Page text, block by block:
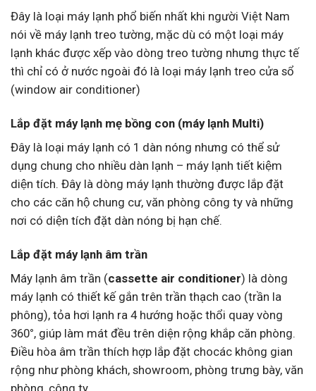
Đây là loại máy lạnh phổ biến nhất khi người Việt Nam
nói về máy lạnh treo tường, mặc dù có một loại máy
lạnh khác được xếp vào dòng treo tường nhưng thực tế
thì chỉ có ở nước ngoài đó là loại máy lạnh treo cửa sổ
(window air conditioner)
Lắp đặt máy lạnh mẹ bồng con (máy lạnh Multi)
Đây là loại máy lạnh có 1 dàn nóng nhưng có thể sử
dụng chung cho nhiều dàn lạnh – máy lạnh tiết kiệm
diện tích. Đây là dòng máy lạnh thường được lắp đặt
cho các căn hộ chung cư, văn phòng công ty và những
nơi có diện tích đặt dàn nóng bị hạn chế.
Lắp đặt máy lạnh âm trần
Máy lạnh âm trần (cassette air conditioner) là dòng
máy lạnh có thiết kế gắn trên trần thạch cao (trần la
phông), tỏa hơi lạnh ra 4 hướng hoặc thổi quay vòng
360°, giúp làm mát đều trên diện rộng khắp căn phòng.
Điều hòa âm trần thích hợp lắp đặt chocác không gian
rộng như phòng khách, showroom, phòng trưng bày, văn